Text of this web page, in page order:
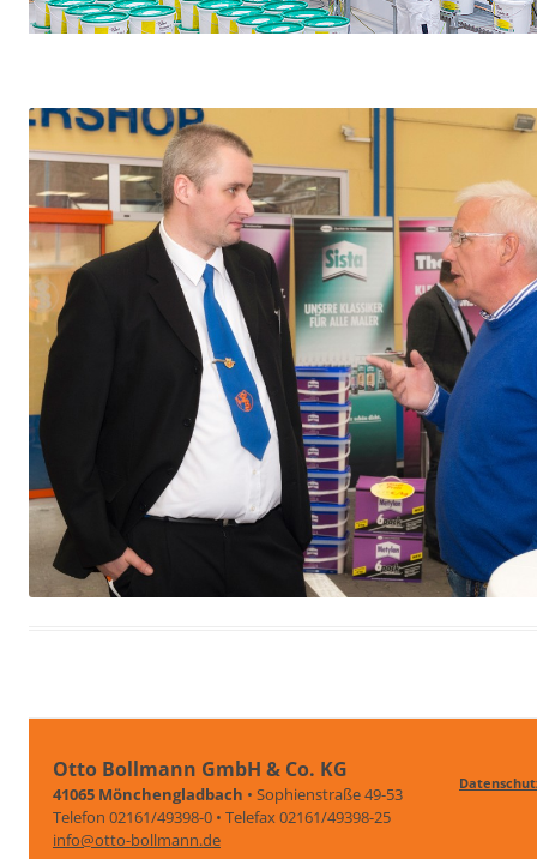
Otto Bollmann GmbH & Co. KG
41065 Mönchengladbach • Sophienstraße 49-53
Telefon 02161/49398-0 • Telefax 02161/49398-25
info@otto-bollmann.de